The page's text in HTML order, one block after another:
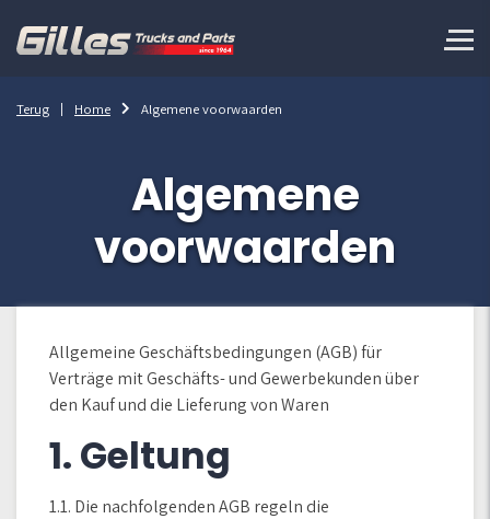
Terug Home Algemene voorwaarden
Algemene
voorwaarden
Allgemeine Geschäftsbedingungen (AGB) für
Verträge mit Geschäfts- und Gewerbekunden über
den Kauf und die Lieferung von Waren
1. Geltung
1.1. Die nachfolgenden AGB regeln die